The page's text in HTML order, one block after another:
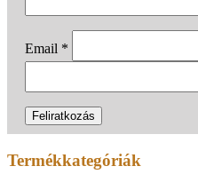
Email *
Termékkategóriák